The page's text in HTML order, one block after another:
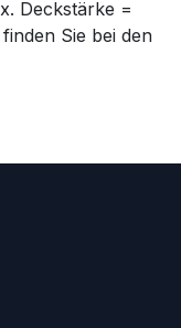
Deckstärke =
Sie bei den